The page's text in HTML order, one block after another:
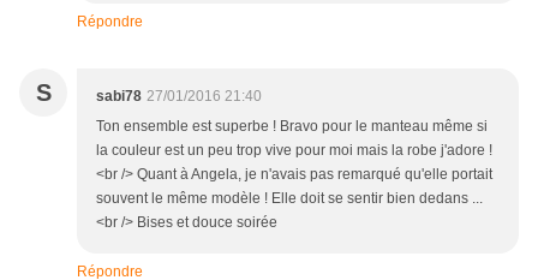
Répondre
S sabi78 27/01/2016 21:40
Ton ensemble est superbe ! Bravo pour le manteau même si
la couleur est un peu trop vive pour moi mais la robe j'adore !
<br /> Quant à Angela, je n'avais pas remarqué qu'elle portait
souvent le même modèle ! Elle doit se sentir bien dedans ...
<br /> Bises et douce soirée
Répondre